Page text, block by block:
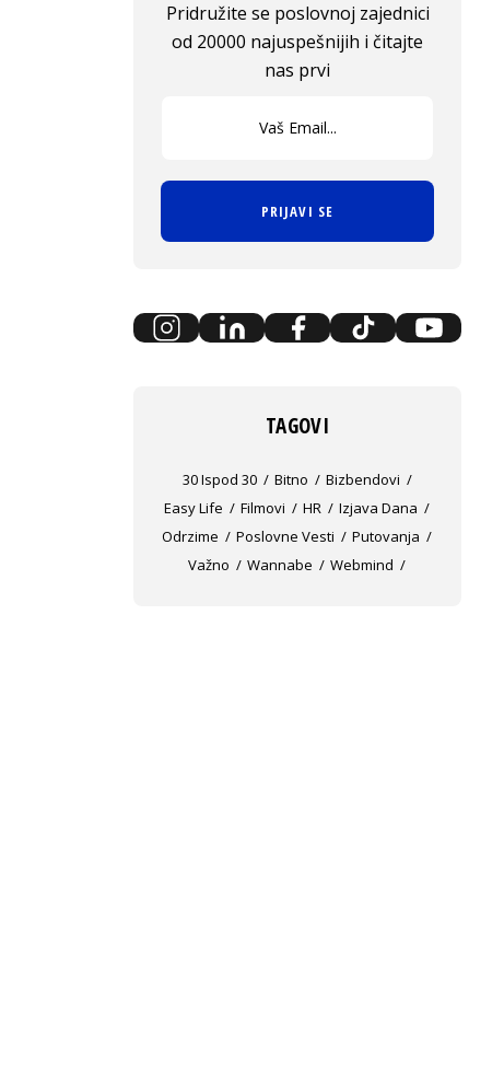
Pridružite se poslovnoj zajednici
od 20000 najuspešnijih i čitajte
nas prvi
PRIJAVI SE
TAGOVI
30 Ispod 30 Bitno
Bizbendovi
Easy Life
Filmovi HR
Izjava Dana
Odrzime
Poslovne Vesti
Putovanja
Važno
Wannabe Webmind